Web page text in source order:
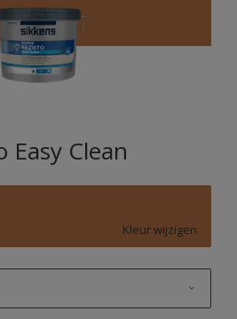
Easy Clean
Kleur wijzigen